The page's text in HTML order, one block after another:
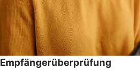
Empfängerüberprüfung